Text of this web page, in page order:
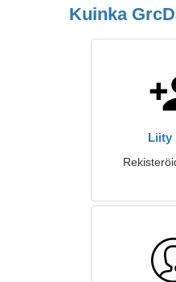
Kuinka
Liity